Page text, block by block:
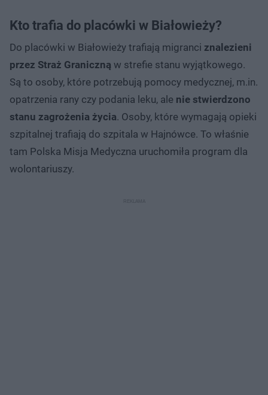
Kto trafia do placówki w Białowieży?
Do placówki w Białowieży trafiają migranci znalezieni
przez Straż Graniczną w strefie stanu wyjątkowego.
Są to osoby, które potrzebują pomocy medycznej, m.in.
opatrzenia rany czy podania leku, ale nie stwierdzono
stanu zagrożenia życia. Osoby, które wymagają opieki
szpitalnej trafiają do szpitala w Hajnówce. To właśnie
tam Polska Misja Medyczna uruchomiła program dla
wolontariuszy.